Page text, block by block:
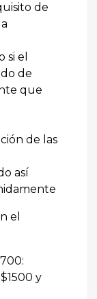
de
si el
de
que
de las
así
el
y